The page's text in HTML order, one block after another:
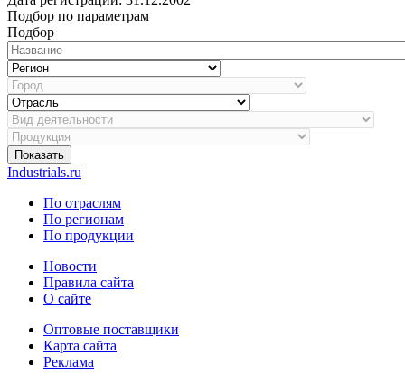
Подбор по параметрам
Подбор
Показать
Industrials.ru
По отраслям
По регионам
По продукции
Новости
Правила сайта
О сайте
Оптовые поставщики
Карта сайта
Реклама